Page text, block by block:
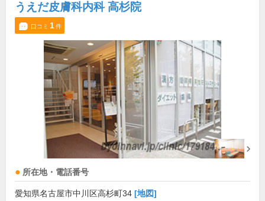
うえだ皮膚科内科 高杉院
口コミ 1件
所在地・電話番号
愛知県名古屋市中川区高杉町34 [地図]